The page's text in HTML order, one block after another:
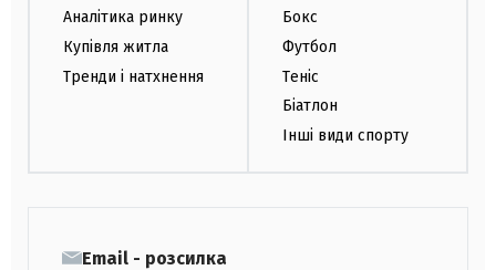
Аналітика ринку
Купівля житла
Тренди і натхнення
Бокс
Футбол
Теніс
Біатлон
Інші види спорту
Email - розсилка